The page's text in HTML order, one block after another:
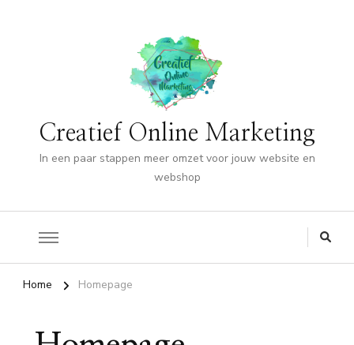
Creatief Online Marketing
In een paar stappen meer omzet voor jouw website en
webshop
Home Homepage